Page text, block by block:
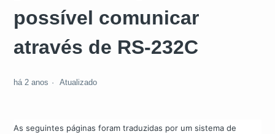
possível comunicar
através de RS-232C
há 2 anos Atualizado
As seguintes páginas foram traduzidas por um sistema de